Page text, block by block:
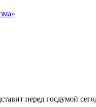
перед госдумой